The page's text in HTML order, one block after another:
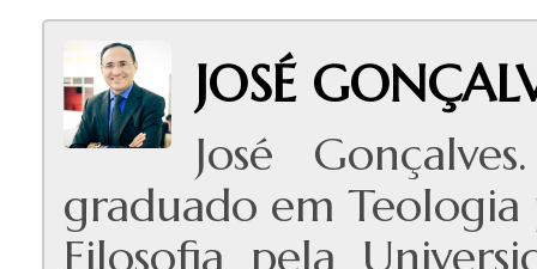
JOSÉ
José
graduado em Teologia
Filosofia pela